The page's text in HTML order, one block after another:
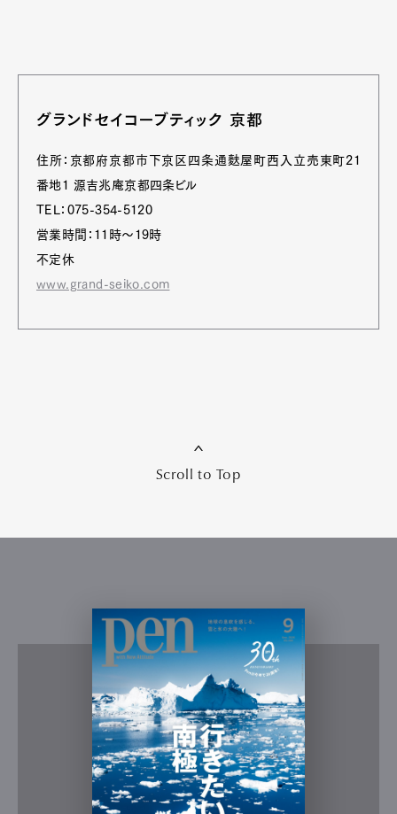
グランドセイコーブティック 京都
住所：京都府京都市下京区四条通麩屋町西入立売東町21
番地1 源吉兆庵京都四条ビル
TEL：075-354-5120
営業時間：11時〜19時
不定休
www.grand-seiko.com
Scroll to Top